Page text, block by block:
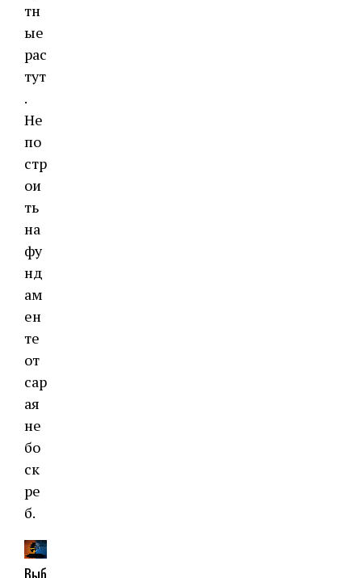
тн
ые
рас
тут
.
Не
по
стр
ои
ть
на
фу
нд
ам
ен
те
от
сар
ая
не
бо
ск
ре
б.
Выб